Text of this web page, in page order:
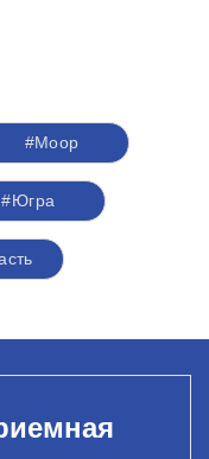
#Моор
#Югра